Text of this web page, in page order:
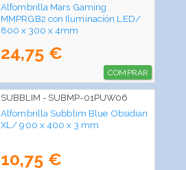
Alfombrilla Mars Gaming
MMPRGB2 con Iluminación LED/
800 x 300 x 4mm
24,75 €
COMPRAR
SUBBLIM - SUBMP-01PUW06
Alfombrilla Subblim Blue Obsidian
XL/ 900 x 400 x 3 mm
10,75 €